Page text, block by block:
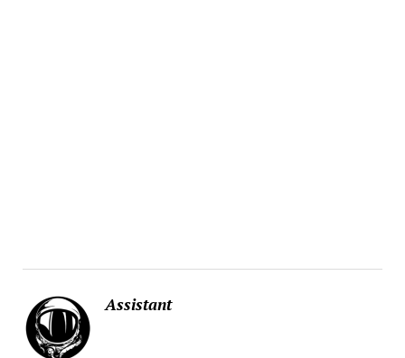
Assistant